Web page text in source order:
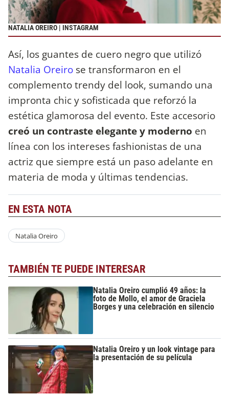
NATALIA OREIRO | INSTAGRAM
Así, los guantes de cuero negro que utilizó
Natalia Oreiro se transformaron en el
complemento trendy del look, sumando una
impronta chic y sofisticada que reforzó la
estética glamorosa del evento. Este accesorio
creó un contraste elegante y moderno en
línea con los intereses fashionistas de una
actriz que siempre está un paso adelante en
materia de moda y últimas tendencias.
EN ESTA NOTA
Natalia Oreiro
TAMBIÉN TE PUEDE INTERESAR
Natalia Oreiro cumplió 49 años: la
foto de Mollo, el amor de Graciela
Borges y una celebración en silencio
Natalia Oreiro y un look vintage para
la presentación de su película